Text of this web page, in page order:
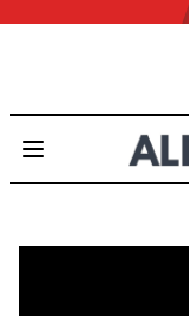
Open main menu